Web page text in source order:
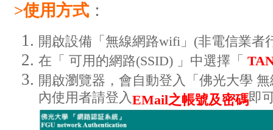
>使用方式 ：
開啟設備「無線網路wifi」(非電信業者
在「 可用的網路(SSID) 」中選擇「
開啟瀏覽器，會自動登入「佛光大學
內使用者請登入EMail之帳號及密碼即